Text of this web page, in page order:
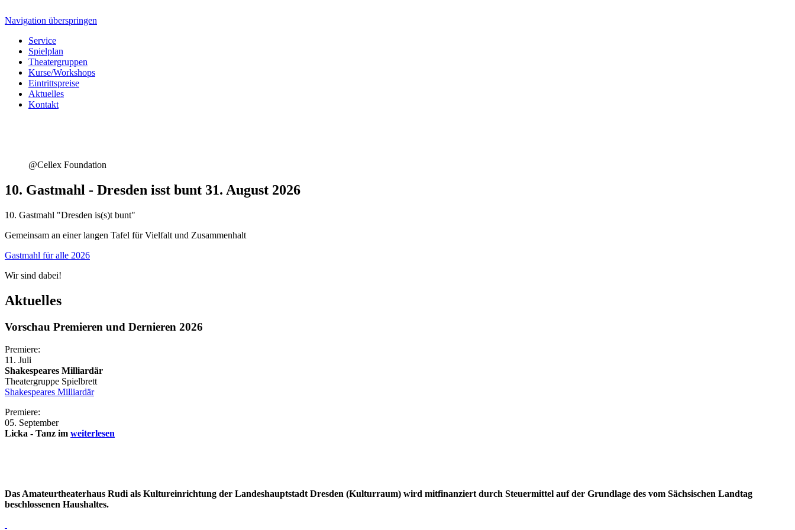
Navigation überspringen
Service
Spielplan
Theatergruppen
Kurse/Workshops
Eintrittspreise
Aktuelles
Kontakt
@Cellex Foundation
10. Gastmahl - Dresden isst bunt 31. August 2026
10. Gastmahl "Dresden is(s)t bunt"
Gemeinsam an einer langen Tafel für Vielfalt und Zusammenhalt
Gastmahl für alle 2026
Wir sind dabei!
Aktuelles
Vorschau Premieren und Dernieren 2026
Premiere:
11. Juli
Shakespeares Milliardär
Theatergruppe Spielbrett
Shakespeares Milliardär
Premiere:
05. September
Licka - Tanz im weiterlesen
Das Amateurtheaterhaus Rudi als Kultureinrichtung der Landeshauptstadt Dresden (Kulturraum) wird mitfinanziert durch Steuermittel auf der Grundlage des vom Sächsischen Landtag
beschlossenen Haushaltes.